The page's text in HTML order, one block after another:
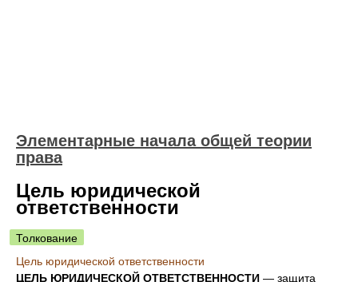
Элементарные начала общей теории
права
Цель юридической
ответственности
Толкование
Цель юридической ответственности
ЦЕЛЬ ЮРИДИЧЕСКОЙ ОТВЕТСТВЕННОСТИ — защита